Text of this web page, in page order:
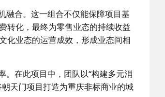
融合。这一组合不仅能保障项目基
转化，最终为零售业态的持续收益
化业态的运营成效，形成业态间相
在此项目中，团队以“构建多元消
天门项目打造为重庆非标商业的城